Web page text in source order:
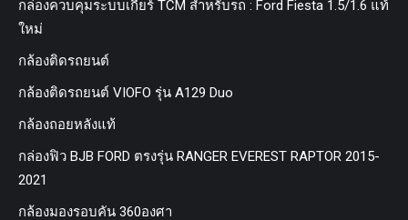
กล่องควบคุมระบบเกียร์ TCM สำหรับรถ : Ford Fiesta 1.5/1.6 แท้
ใหม่
กล้องติดรถยนต์
กล้องติดรถยนต์ VIOFO รุ่น A129 Duo
กล้องถอยหลังแท้
กล่องฟิว BJB FORD ตรงรุ่น RANGER EVEREST RAPTOR 2015-
2021
กล้องมองรอบคัน 360องศา